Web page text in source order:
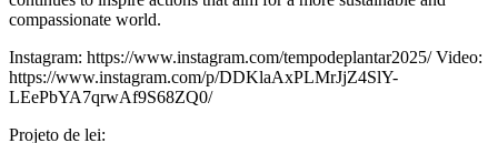
compassionate world.
Instagram: https://www.instagram.com/tempodeplantar2025/ Video:
https://www.instagram.com/p/DDKlaAxPLMrJjZ4SlY-
LEePbYA7qrwAf9S68ZQ0/
Projeto de lei: